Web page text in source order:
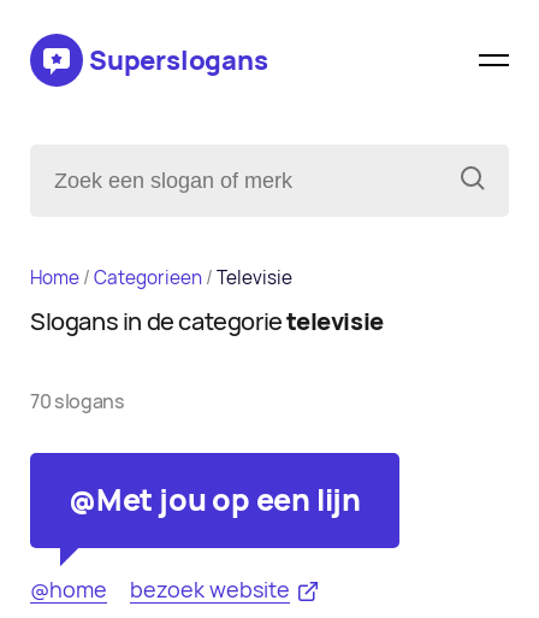
Superslogans
Home/Categorieen/Televisie
Slogans in de categorietelevisie
70 slogans
@Met jou op een lijn
@home bezoek website